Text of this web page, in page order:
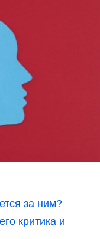
за ним?
критика и